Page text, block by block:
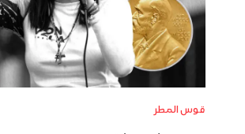
قوس المطر